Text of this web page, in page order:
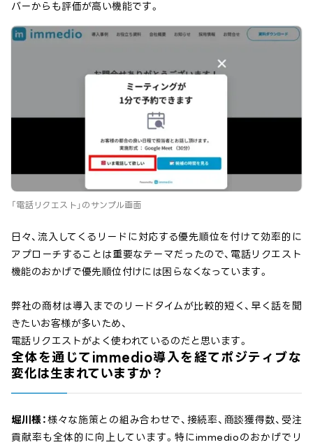
バーからも評価が高い機能です。
「電話リクエスト」のサンプル画面
日々、流入してくるリードに対応する優先順位を付けて効率的に
アプローチすることは重要なテーマだったので、電話リクエスト
機能のおかげで優先順位付けには困らなくなっています。
弊社の商材は導入までのリードタイムが比較的短く、早く話を聞
きたいお客様が多いため、
電話リクエストがよく使われているのだと思います。
全体を通じてimmedio導入を経てポジティブな
変化は生まれていますか？
堀川様： 様々な施策との組み合わせで、接続率、商談獲得数、受注
貢献率も全体的に向上しています。特にimmedioのおかげでリ